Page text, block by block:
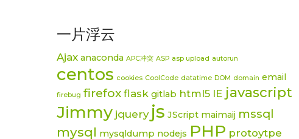
一片浮云
Ajax anaconda APC冲突 ASP asp upload autorun
centos cookies CoolCode datatime DOM domain email
firebug firefox flask gitlab html5 IE javascript
Jimmy jquery js JScript maimaij mssql
mysql mysqldump nodejs PHP protoytpe